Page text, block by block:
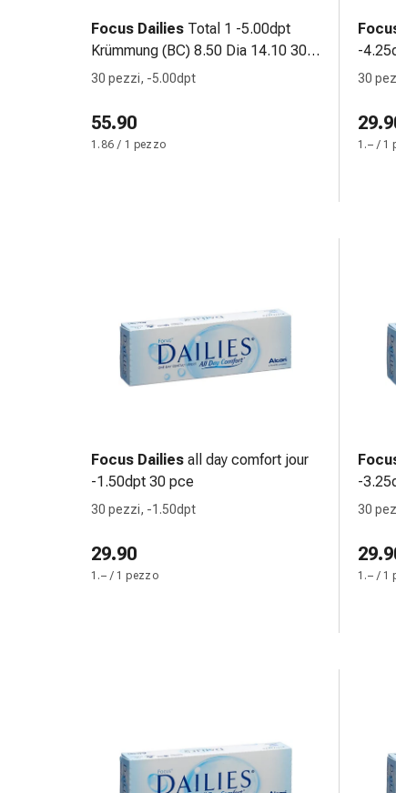
elastiche
Compresse
Medicazioni
le
dita
Bende,
nastri
accessori
reti
tubolari
di
Ustioni
e
Medicazioni
adesive
Focus Dailies Total 1 -5.00dpt
Krümmung (BC) 8.50 Dia 14.10 30
pce
30 pezzi, -5.00dpt
55.90
1.86 / 1 pezzo
-
30
1.– / 1
Focus Dailies all day comfort jour
-1.50dpt 30 pce
30 pezzi, -1.50dpt
29.90
1.– / 1 pezzo
-
30
1.– / 1